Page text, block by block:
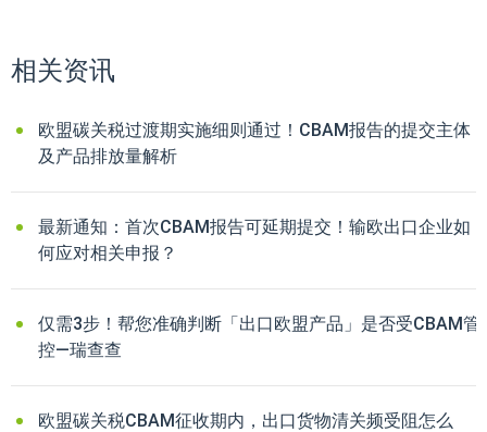
相关资讯
欧盟碳关税过渡期实施细则通过！CBAM报告的提交主体
及产品排放量解析
最新通知：首次CBAM报告可延期提交！输欧出口企业如
何应对相关申报？
仅需3步！帮您准确判断「出口欧盟产品」是否受CBAM管
控—瑞查查
欧盟碳关税CBAM征收期内，出口货物清关频受阻怎么